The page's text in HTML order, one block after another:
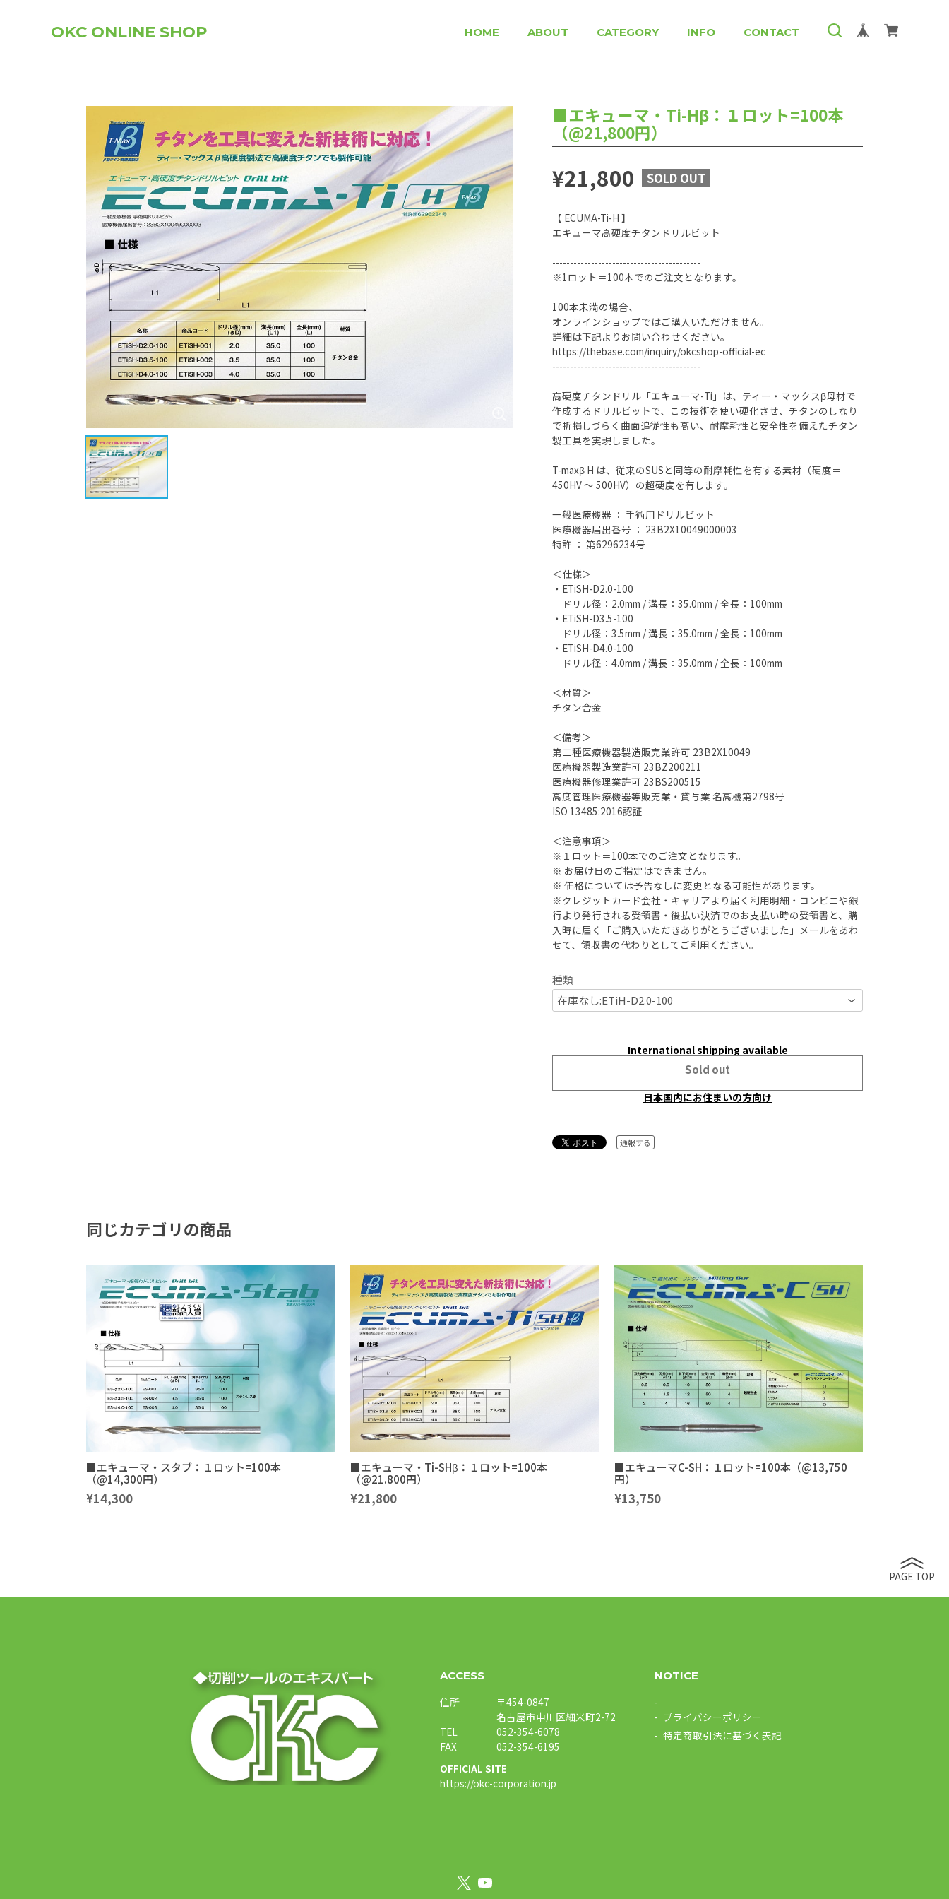
OKC ONLINE SHOP HOME ABOUT CATEGORY INFO CONTACT
■エキューマ・Ti-Hβ：１ロット=100本
（@21,800円）
¥21,800 SOLD OUT
【 ECUMA-Ti-H 】
エキューマ高硬度チタンドリルビット
------------------------------------------
※1ロット＝100本でのご注文となります。
100本未満の場合、
オンラインショップではご購入いただけません。
詳細は下記よりお問い合わせください。
https://thebase.com/inquiry/okcshop-official-ec
------------------------------------------
高硬度チタンドリル「エキューマ-Ti」は、ティー・マックスβ母材で
作成するドリルビットで、この技術を使い硬化させ、チタンのしなり
で折損しづらく曲面追従性も高い、耐摩耗性と安全性を備えたチタン
製工具を実現しました。
T-maxβ H は、従来のSUSと同等の耐摩耗性を有する素材（硬度＝
450HV ～ 500HV）の超硬度を有します。
一般医療機器 ： 手術用ドリルビット
医療機器届出番号 ： 23B2X10049000003
特許 ： 第6296234号
＜仕様＞
・ETiSH-D2.0-100
ドリル径：2.0mm / 溝長：35.0mm / 全長：100mm
・ETiSH-D3.5-100
ドリル径：3.5mm / 溝長：35.0mm / 全長：100mm
・ETiSH-D4.0-100
ドリル径：4.0mm / 溝長：35.0mm / 全長：100mm
＜材質＞
チタン合金
＜備考＞
第二種医療機器製造販売業許可 23B2X10049
医療機器製造業許可 23BZ200211
医療機器修理業許可 23BS200515
高度管理医療機器等販売業・貸与業 名高機第2798号
ISO 13485:2016認証
＜注意事項＞
※１ロット＝100本でのご注文となります。
※ お届け日のご指定はできません。
※ 価格については予告なしに変更となる可能性があります。
※クレジットカード会社・キャリアより届く利用明細・コンビニや銀
行より発行される受領書・後払い決済でのお支払い時の受領書と、購
入時に届く「ご購入いただきありがとうございました」メールをあわ
せて、領収書の代わりとしてご利用ください。
種類
International shipping available
Sold out
日本国内にお住まいの方向け
通報する
同じカテゴリの商品
■エキューマ・スタブ：１ロット=100本
（@14,300円）
¥14,300
■エキューマ・Ti-SHβ：１ロット=100本
（@21.800円）
¥21,800
■エキューマC-SH：１ロット=100本（@13,750
円）
¥13,750
PAGE TOP
ACCESS
住所
〒454-0847
名古屋市中川区細米町2-72
TEL
052-354-6078
FAX
052-354-6195
OFFICIAL SITE
https://okc-corporation.jp
NOTICE
プライバシーポリシー
特定商取引法に基づく表記